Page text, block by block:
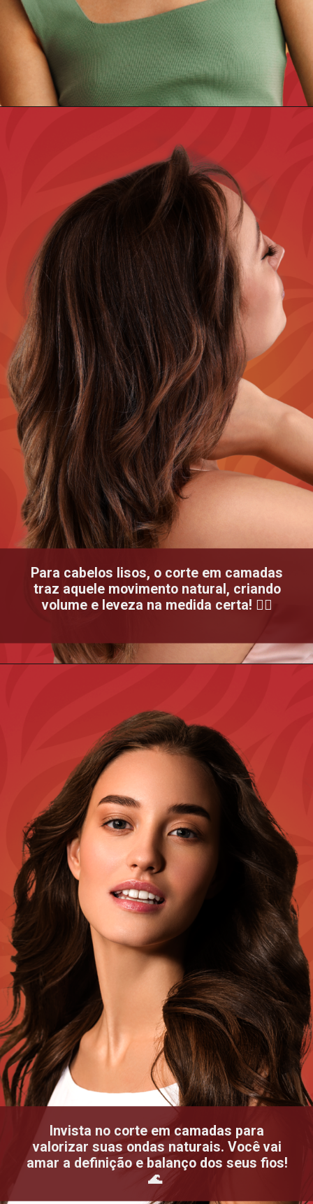
Para cabelos lisos, o corte em camadas
traz aquele movimento natural, criando
volume e leveza na medida certa! 💁‍♀️
Invista no corte em camadas para
valorizar suas ondas naturais. Você vai
amar a definição e balanço dos seus fios!
🌊